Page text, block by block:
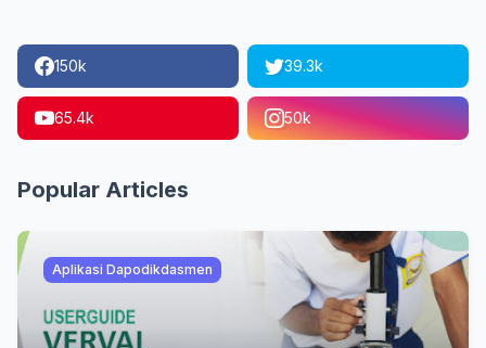
150k 39.3k
65.4k 50k
Popular Articles
Aplikasi Dapodikdasmen